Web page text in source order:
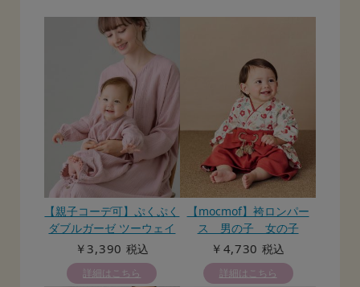
【親子コーデ可】ぷくぷく
ダブルガーゼ ツーウェイ
オール（2wayオール） ロ
ンパース
￥3,390 税込
詳細はこちら
【mocmof】袴ロンパー
ス 男の子 女の子
￥4,730 税込
詳細はこちら